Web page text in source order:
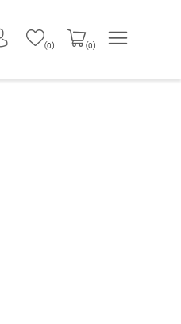
(0) (0)